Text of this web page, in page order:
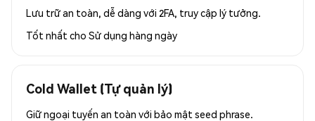
Lưu trữ an toàn, dễ dàng với 2FA, truy cập lý tưởng.
Tốt nhất cho Sử dụng hàng ngày
Cold Wallet (Tự quản lý)
Giữ ngoại tuyến an toàn với bảo mật seed phrase.